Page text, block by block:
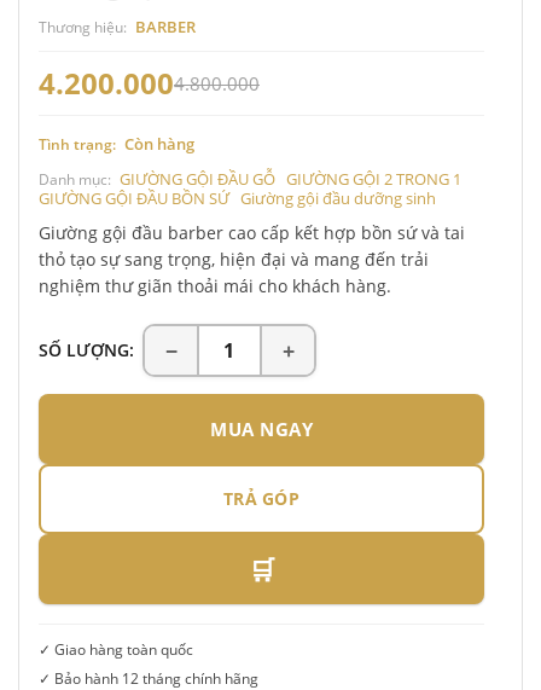
Thương hiệu: BARBER
4.200.0004.800.000
Tình trạng: Còn hàng
Danh mục: GIƯỜNG GỘI ĐẦU GỖ GIƯỜNG GỘI 2 TRONG 1
GIƯỜNG GỘI ĐẦU BỒN SỨ Giường gội đầu dưỡng sinh
Giường gội đầu barber cao cấp kết hợp bồn sứ và tai
thỏ tạo sự sang trọng, hiện đại và mang đến trải
nghiệm thư giãn thoải mái cho khách hàng.
SỐ LƯỢNG:
MUA NGAY
TRẢ GÓP
🛒
✓ Giao hàng toàn quốc
✓ Bảo hành 12 tháng chính hãng